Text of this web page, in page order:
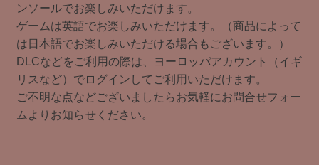
ンソールでお楽しみいただけます。
ゲームは英語でお楽しみいただけます。（商品によって
は日本語でお楽しみいただける場合もございます。）
DLCなどをご利用の際は、ヨーロッパアカウント（イギ
リスなど）でログインしてご利用いただけます。
ご不明な点などございましたらお気軽にお問合せフォー
ムよりお知らせください。